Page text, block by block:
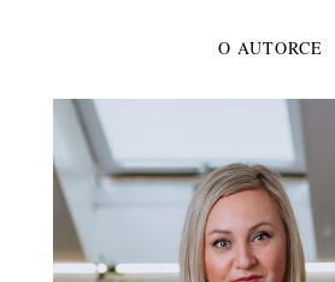
O AUTORCE